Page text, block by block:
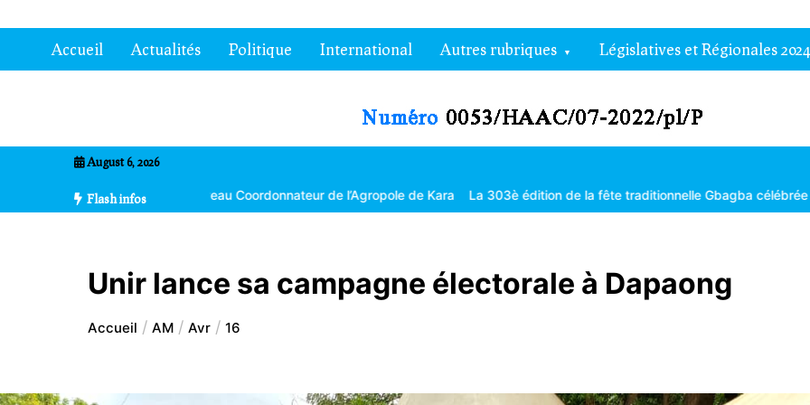
au
contenuAccueil Actualités Politique International Autres rubriques Législatives et Régionales 2024
August 6, 2026
Flash infos
nommé nouveau Coordonnateur de l’Agropole de Kara La 303è édition de la fête traditionnelle Gbagba célébrée dans la fraternité
Unir lance sa campagne électorale à Dapaong
Accueil AM Avr 16